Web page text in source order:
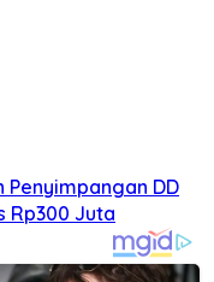
DD
Rp300 Juta